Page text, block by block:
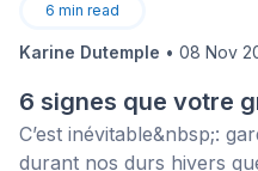
6 min read
Karine Dutemple • 08 Nov
6 signes que votre
C’est inévitable&nbsp;:
durant nos durs hivers